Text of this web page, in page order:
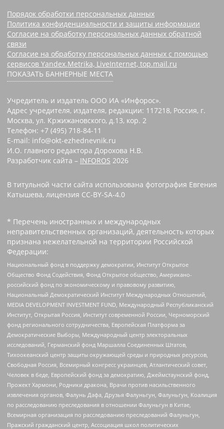
Порядок обработки персональных данных
Политика конфиденциальности и защиты информации
Согласие на обработку персональных данных обратной
связи
Согласие на обработку персональных данных с помощью
сервисов Yandex.Metrika, LiveInternet, top.mail.ru
ПОКАЗАТЬ БАННЕРНЫЕ МЕСТА
Учредитель и издатель ООО ИА «Инфорос».
Адрес учредителя, издателя, редакции: 117218, Россия, г.
Москва, ул. Кржижановского, д.13, кор. 2
Телефон: +7 (495) 718-84-11
E-mail: info@okt-ezhednevnik.ru
И.О. главного редактора Дорохова Н.В.
Разработчик сайта – INFOROS 2026
В титульной части сайта использована фотография Евгения
Катышева, лицензия CC-BY-SA-4.0
* Перечень иностранных и международных
неправительственных организаций, деятельность которых
признана нежелательной на территории Российской
Федерации:
Национальный фонд в поддержку демократии, Институт Открытое
Общество Фонд Содействия, Фонд Открытое общество, Американо-
российский фонд по экономическому и правовому развитию,
Национальный Демократический Институт Международных Отношений,
MEDIA DEVELOPMENT INVESTMENT FUND, Международный Республиканский
Институт, Открытая Россия, Институт современной России, Черноморский
фонд регионального сотрудничества, Европейская Платформа за
Демократические Выборы, Международный центр электоральных
исследований, Германский фонд Маршалла Соединенных Штатов,
Тихоокеанский центр защиты окружающей среды и природных ресурсов,
Свободная Россия, Всемирный конгресс украинцев, Атлантический совет,
Человек в беде, Европейский фонд за демократию, Джеймстаунский фонд,
Прожект Хармони, Родники дракона, Врачи против насильственного
извлечения органов, Фалунь Дафа, Друзья Фалуньгун, Фалуньгун, Коалиция
по расследованию преследования в отношении Фалуньгун в Китае,
Всемирная организация по расследованию преследований Фалуньгун,
Пражский гражданский центр, Ассоциация школ политических